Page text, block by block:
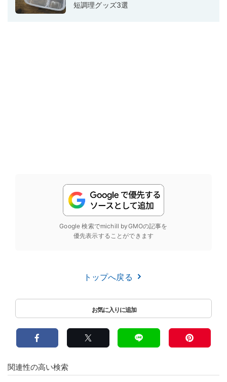
短調理グッズ3選
Google 検索でmichill byGMOの記事を
優先表示することができます
トップへ戻る